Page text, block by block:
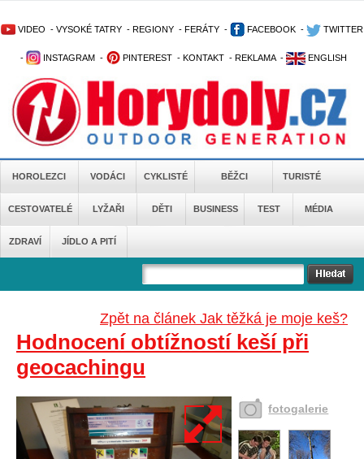
VIDEO - VYSOKÉ TATRY - REGIONY - FERÁTY - FACEBOOK - TWITTER
- INSTAGRAM - PINTEREST - KONTAKT - REKLAMA - ENGLISH
HOROLEZCI VODÁCI CYKLISTÉ BĚŽCI TURISTÉ
CESTOVATELÉ LYŽAŘI DĚTI BUSINESS TEST MÉDIA
ZDRAVÍ JÍDLO A PITÍ
Zpět na článek Jak těžká je moje keš?
Hodnocení obtížností keší při
geocachingu
fotogalerie